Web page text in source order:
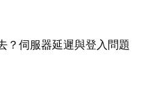
？伺服器延遲與登入問題